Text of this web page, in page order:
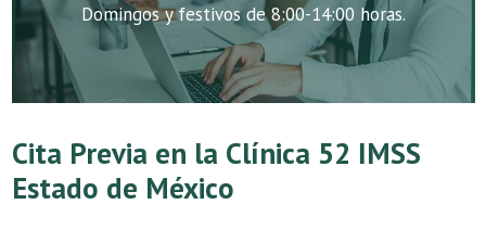
Domingos y festivos de 8:00-14:00 horas.
Cita Previa en la Clínica 52 IMSS
Estado de México